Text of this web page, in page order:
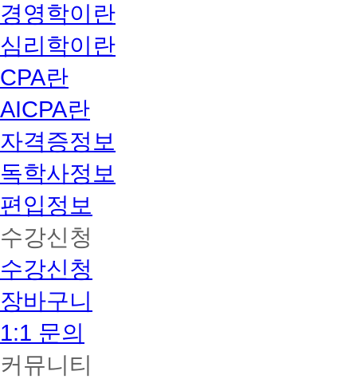
경영학이란
심리학이란
CPA란
AICPA란
자격증정보
독학사정보
편입정보
수강신청
수강신청
장바구니
1:1 문의
커뮤니티